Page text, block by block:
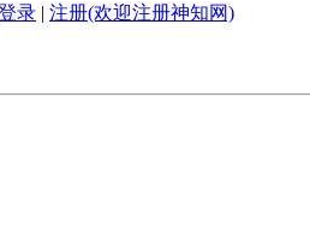
录 | 注册(欢迎注册神知网)